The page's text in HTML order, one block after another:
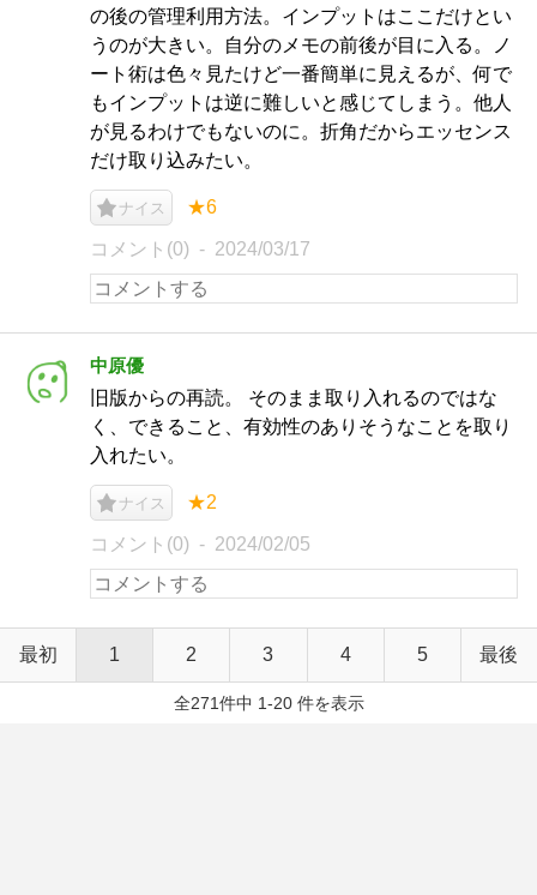
の後の管理利用方法。インプットはここだけとい
うのが大きい。自分のメモの前後が目に入る。ノ
ート術は色々見たけど一番簡単に見えるが、何で
もインプットは逆に難しいと感じてしまう。他人
が見るわけでもないのに。折角だからエッセンス
だけ取り込みたい。
ナイス ★6
コメント(0) 2024/03/17
中原優
旧版からの再読。 そのまま取り入れるのではな
く、できること、有効性のありそうなことを取り
入れたい。
ナイス ★2
コメント(0) 2024/02/05
最初 1 2 3 4 5 最後
全271件中 1-20 件を表示